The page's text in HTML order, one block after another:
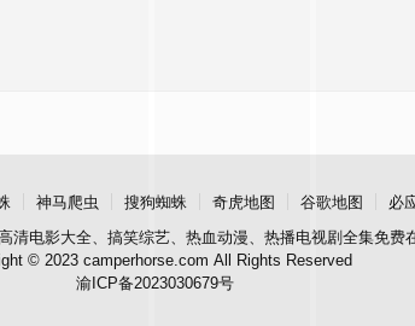
神马爬虫 搜狗蜘蛛 奇虎地图 谷歌地图
必
清电影大全、搞笑综艺、热血动漫、热播电视剧全集免费
© 2023 camperhorse.com All Rights Reserved
渝ICP备2023030679号